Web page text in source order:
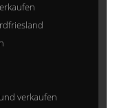
verkaufen